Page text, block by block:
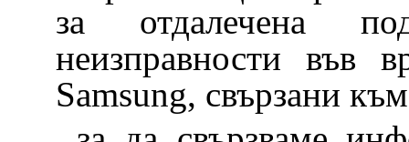
за отдалечена
неизправности във
Samsung, свързани